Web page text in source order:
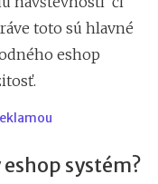
toto sú hlavné
eshop
systém?